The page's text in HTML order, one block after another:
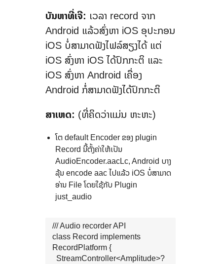
ບັນຫາທີ່ເຈີ: ເວລາ record ຈາກ
Android ແລ້ວສົ່ງຫາ iOS ອຸປະກອນ
iOS ບໍ່ສາມາດຟັງໄຟລ໌ສຽງໄດ້ ແຕ່
iOS ສົ່ງຫາ iOS ໄດ້ປົກກະຕິ ແລະ
iOS ສົ່ງຫາ Android ເຄື່ອງ
Android ກໍ່ສາມາດຟັງໄດ້ປົກກະຕິ
ສາເຫດ: (ທີ່ຄິດວ່າແມ່ນ ຫະຫະ)
ໂຕ default Encoder ຂອງ plugin
Record ນີ້ຕັ້ງຄ່າໃຫ້ເປັນ
AudioEncoder.aacLc, Android ບາງ
ລຸ້ນ encode aac ໄປແລ້ວ iOS ບໍ່ສາມາດ
ອ່ານ File ໂດຍໃຊ້ກັບ Plugin
just_audio
/// Audio recorder API
class Record implements
RecordPlatform {